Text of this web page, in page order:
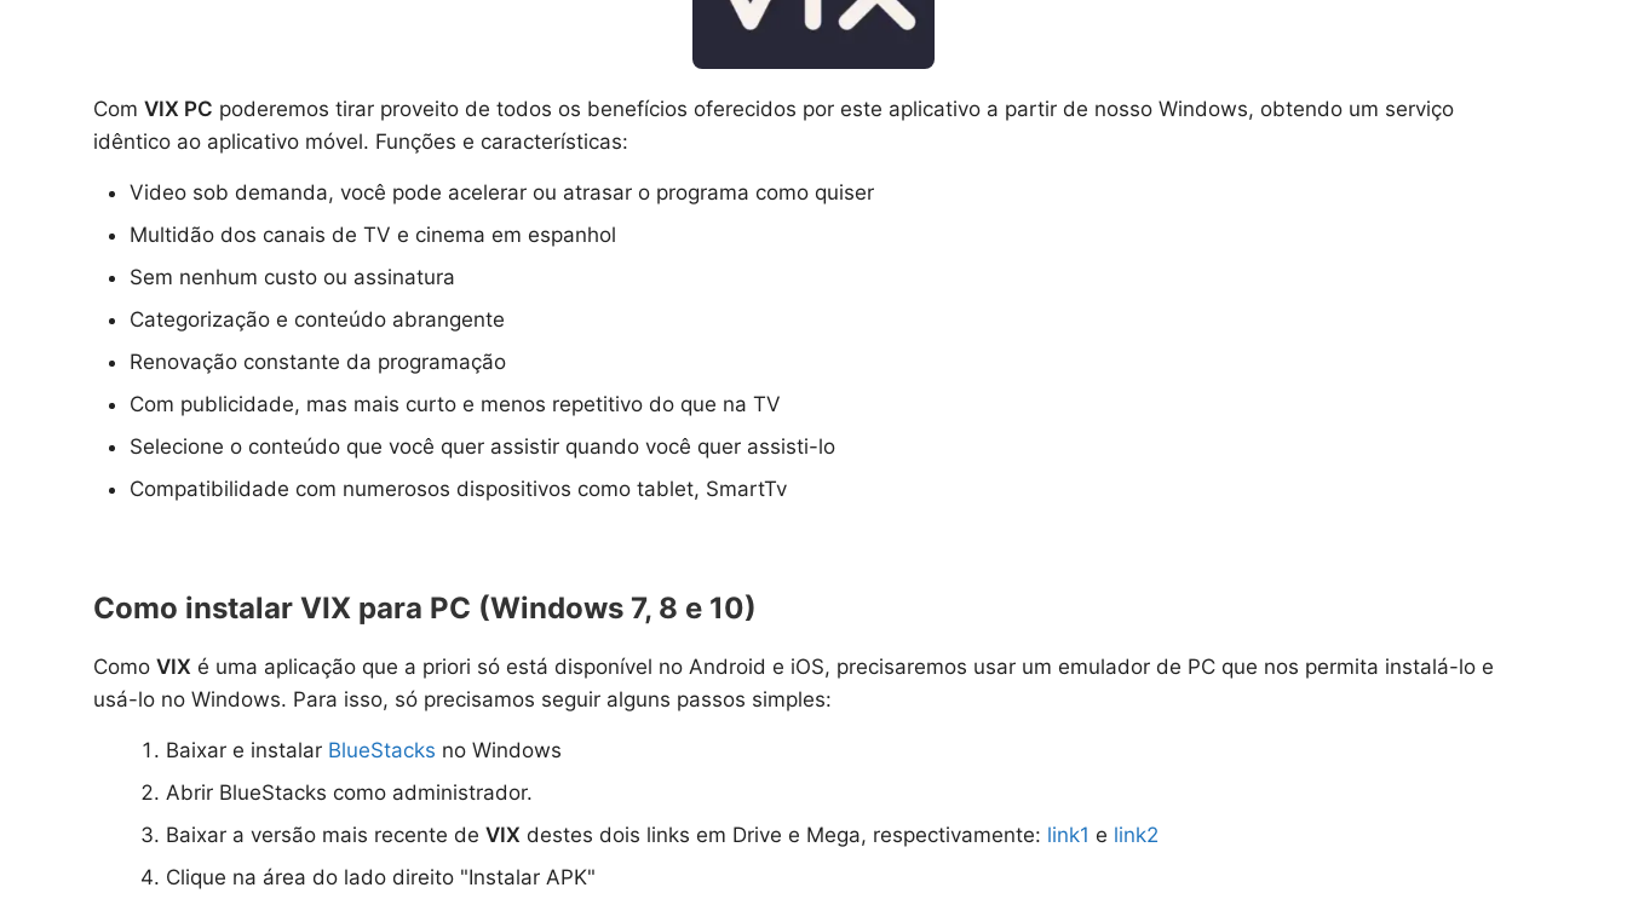
Com VIX PC poderemos tirar proveito de todos os benefícios oferecidos por este aplicativo a partir de nosso Windows, obtendo um serviço
idêntico ao aplicativo móvel. Funções e características:
Video sob demanda, você pode acelerar ou atrasar o programa como quiser
Multidão dos canais de TV e cinema em espanhol
Sem nenhum custo ou assinatura
Categorização e conteúdo abrangente
Renovação constante da programação
Com publicidade, mas mais curto e menos repetitivo do que na TV
Selecione o conteúdo que você quer assistir quando você quer assisti-lo
Compatibilidade com numerosos dispositivos como tablet, SmartTv
Como instalar VIX para PC (Windows 7, 8 e 10)
Como VIX é uma aplicação que a priori só está disponível no Android e iOS, precisaremos usar um emulador de PC que nos permita instalá-lo e
usá-lo no Windows. Para isso, só precisamos seguir alguns passos simples:
Baixar e instalar BlueStacks no Windows
Abrir BlueStacks como administrador.
Baixar a versão mais recente de VIX destes dois links em Drive e Mega, respectivamente: link1 e link2
Clique na área do lado direito "Instalar APK"